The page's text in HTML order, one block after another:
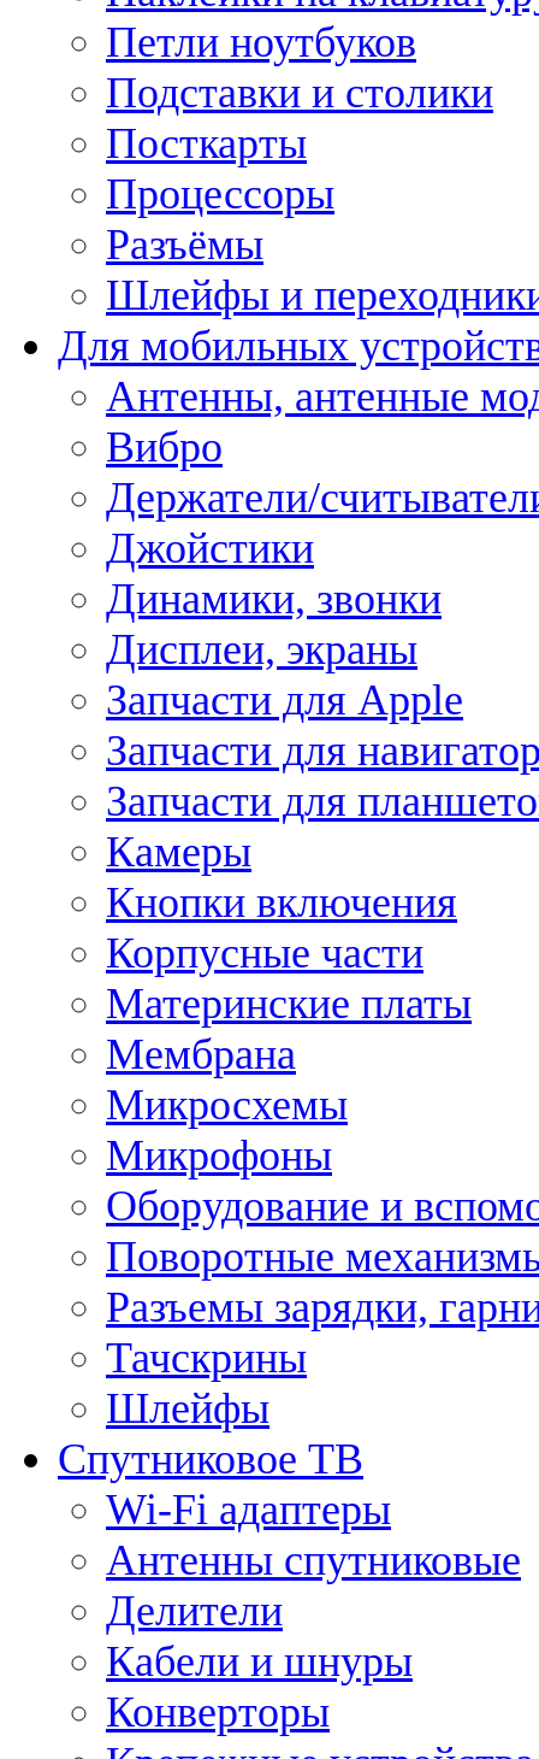
Петли ноутбуков
Подставки и столики
Посткарты
Процессоры
Разъёмы
Шлейфы и
Для мобильных
Антенны, антенные
Вибро
Держатели/
Джойстики
Динамики, звонки
Дисплеи, экраны
Запчасти для Apple
Запчасти для
Запчасти для
Камеры
Кнопки включения
Корпусные части
Материнские платы
Мембрана
Микросхемы
Микрофоны
Оборудование и
Поворотные
Разъемы зарядки,
Тачскрины
Шлейфы
Спутниковое ТВ
Wi-Fi адаптеры
Антенны спутниковые
Делители
Кабели и шнуры
Конверторы